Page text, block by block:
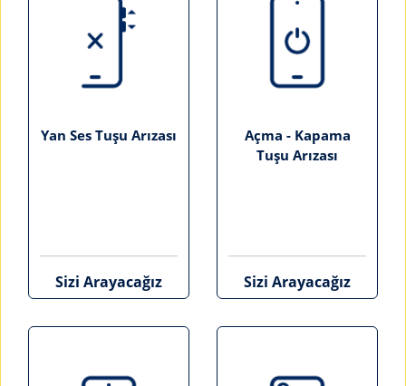
Yan Ses Tuşu Arızası
Sizi Arayacağız
Açma - Kapama
Tuşu Arızası
Sizi Arayacağız